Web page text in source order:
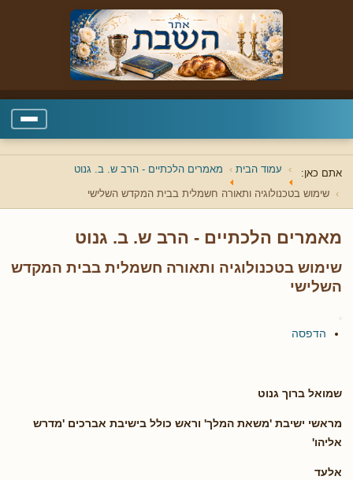
אתם כאן: עמוד הבית מאמרים הלכתיים - הרב ש. ב. גנוט
שימוש בטכנולוגיה ותאורה חשמלית בבית המקדש השלישי
מאמרים הלכתיים - הרב ש. ב. גנוט
שימוש בטכנולוגיה ותאורה חשמלית בבית המקדש
השלישי
הדפסה
שמואל ברוך גנוט
מראשי ישיבת 'משאת המלך' וראש כולל בישיבת אברכים 'מדרש
אליהו'
אלעד